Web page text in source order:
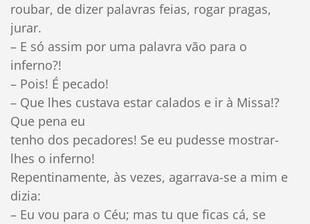
roubar, de dizer palavras feias, rogar pragas,
jurar.
– E só assim por uma palavra vão para o
inferno?!
– Pois! É pecado!
– Que lhes custava estar calados e ir à Missa!?
Que pena eu
tenho dos pecadores! Se eu pudesse mostrar-
lhes o inferno!
Repentinamente, às vezes, agarrava-se a mim e
dizia:
– Eu vou para o Céu; mas tu que ficas cá, se